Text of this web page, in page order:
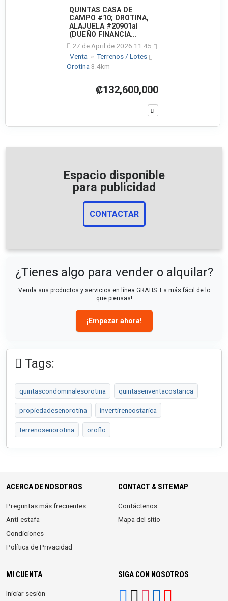
QUINTAS CASA DE
CAMPO #10; OROTINA,
ALAJUELA #20901al
(DUEÑO FINANCIA...
27 de April de 2026 11:45
Venta »Terrenos / Lotes
Orotina3.4km
₡132,600,000
Espacio disponible
para publicidad
CONTACTAR
¿Tienes algo para vender o alquilar?
Venda sus productos y servicios en línea GRATIS. Es más fácil de lo
que piensas!
¡Empezar ahora!
Tags:
quintascondominalesorotina quintasenventacostarica
propiedadesenorotina invertirencostarica
terrenosenorotina oroflo
ACERCA DE NOSOTROS
Preguntas más frecuentes
Anti-estafa
Condiciones
Política de Privacidad
CONTACT & SITEMAP
Contáctenos
Mapa del sitio
MI CUENTA
Iniciar sesión
SIGA CON NOSOTROS